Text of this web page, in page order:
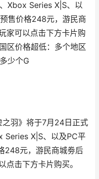
Xbox Series X|S、以
售价格248元，游民商
家可以点击下方卡片购
区价格超低：多个地区
少个G
之羽》将于7月24日正式
Series X|S、以及PC平
248元，游民商城劵后
击下方卡片购买。